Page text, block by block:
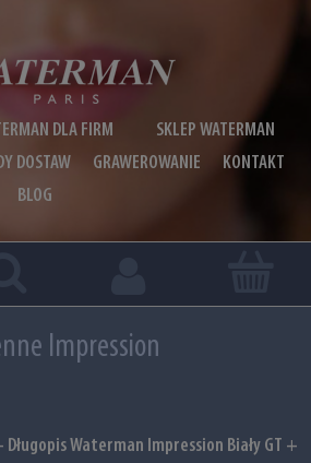
DLA FIRM
SKLEP WATERMAN
DOSTAW GRAWEROWANIE
KONTAKT
BLOG
Impression
Waterman Impression Biały GT +